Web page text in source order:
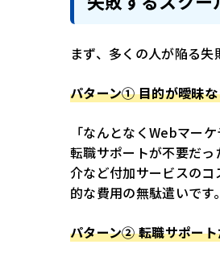
まず、多くの人が陥る失
パターン① 目的が曖昧
「なんとなくWebマー
転職サポートが不要だ
介など付加サービスの
的な費用の無駄遣いです。
パターン② 転職サポー